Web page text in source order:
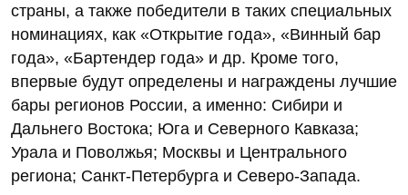
страны, а также победители в таких специальных
номинациях, как «Открытие года», «Винный бар
года», «Бартендер года» и др. Кроме того,
впервые будут определены и награждены лучшие
бары регионов России, а именно: Сибири и
Дальнего Востока; Юга и Северного Кавказа;
Урала и Поволжья; Москвы и Центрального
региона; Санкт-Петербурга и Северо-Запада.